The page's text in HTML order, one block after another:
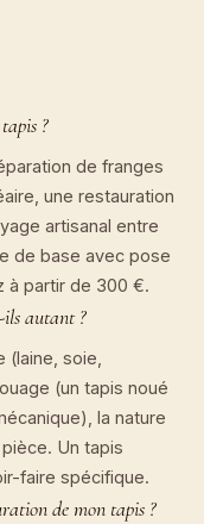
?
de franges
une restauration
artisanal entre
de base avec pose
à partir de 300 €.
autant ?
(laine, soie,
(un tapis noué
la nature
Un tapis
faire spécifique.
de mon tapis ?